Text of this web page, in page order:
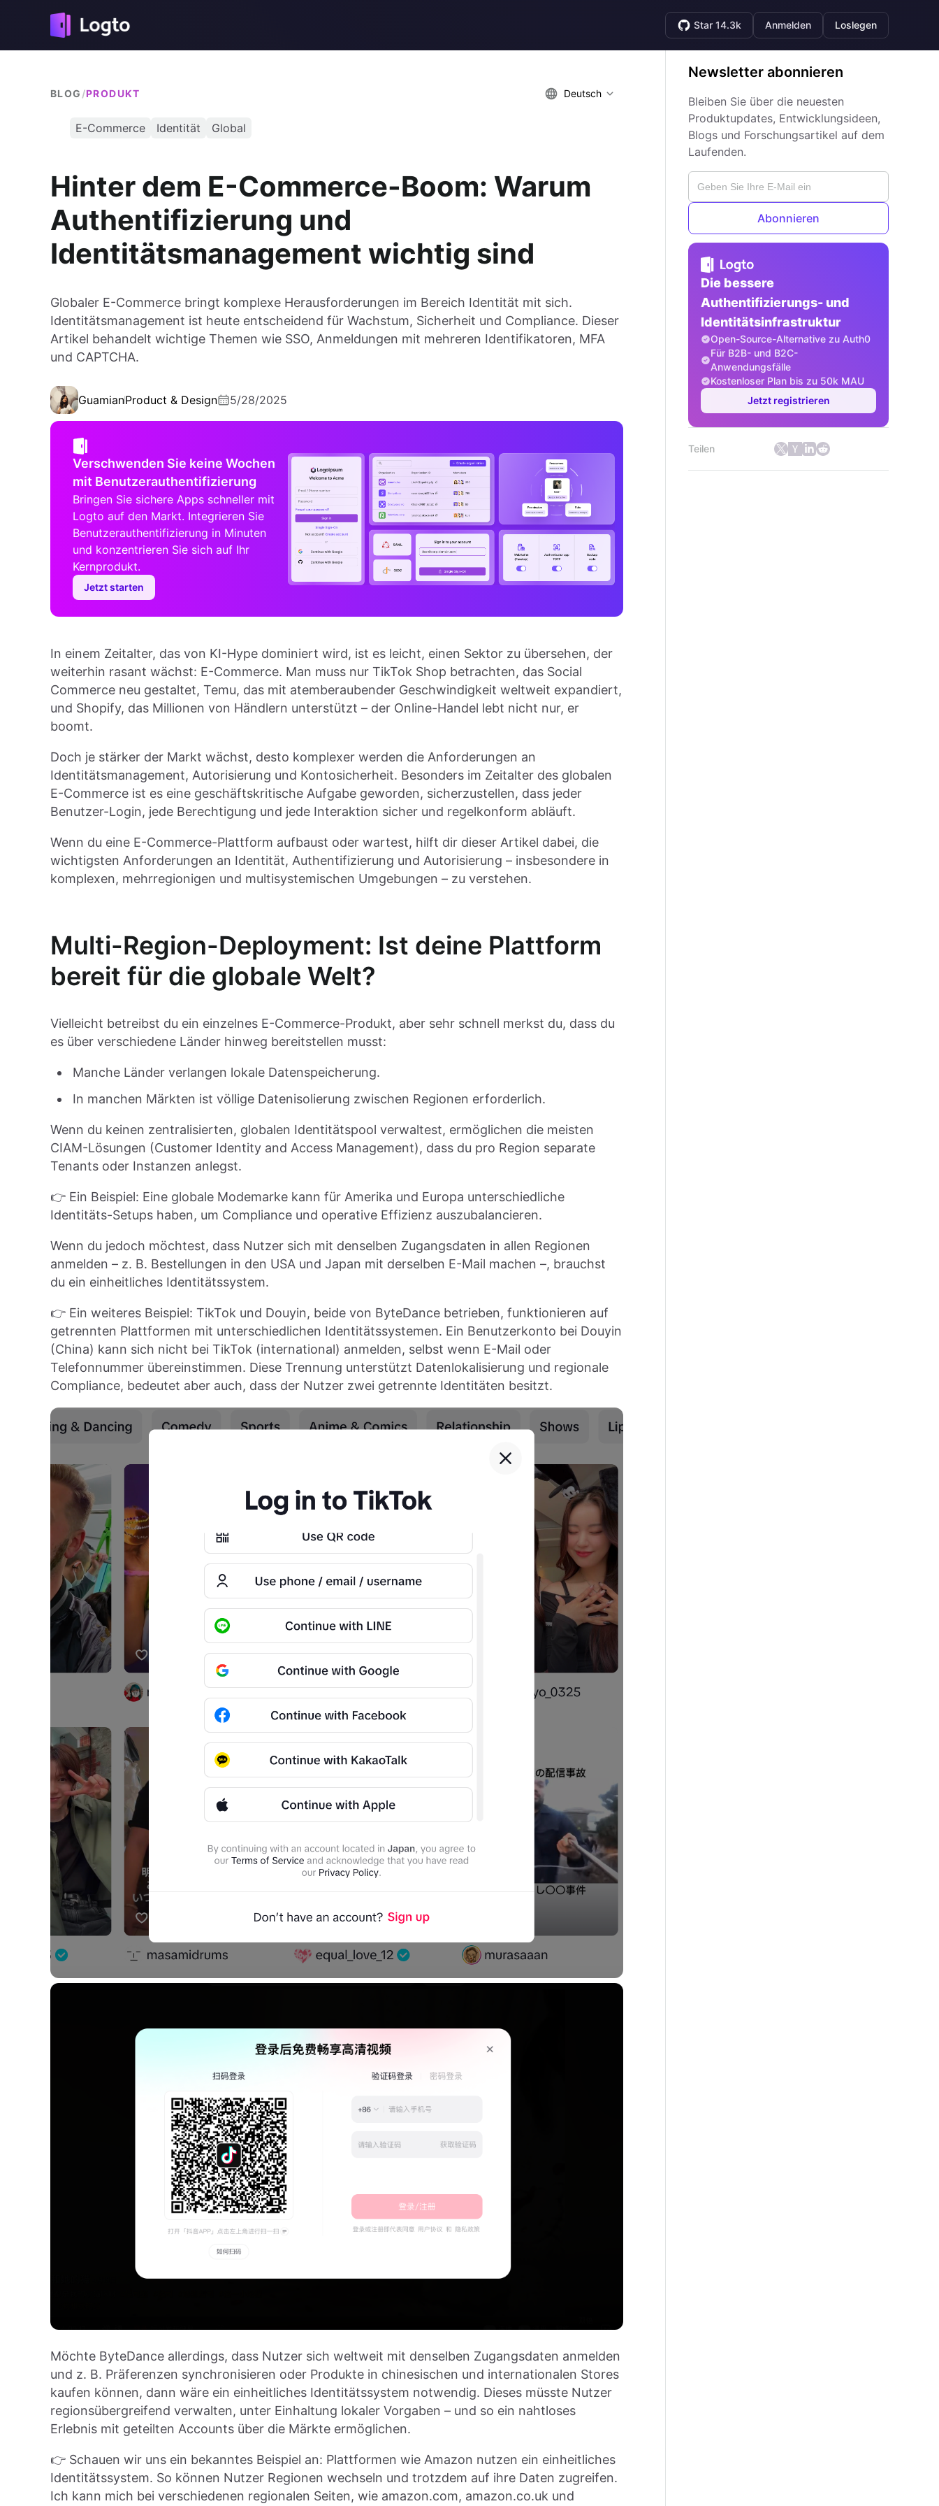
Star 14.3k Anmelden Loslegen
BLOG /PRODUKT Deutsch
E-Commerce Identität Global
Hinter dem E-Commerce-Boom: Warum
Authentifizierung und
Identitätsmanagement wichtig sind
Globaler E-Commerce bringt komplexe Herausforderungen im Bereich Identität mit sich.
Identitätsmanagement ist heute entscheidend für Wachstum, Sicherheit und Compliance. Dieser
Artikel behandelt wichtige Themen wie SSO, Anmeldungen mit mehreren Identifikatoren, MFA
und CAPTCHA.
GuamianProduct & Design 5/28/2025
Verschwenden Sie keine Wochen
mit Benutzerauthentifizierung
Bringen Sie sichere Apps schneller mit
Logto auf den Markt. Integrieren Sie
Benutzerauthentifizierung in Minuten
und konzentrieren Sie sich auf Ihr
Kernprodukt.
Jetzt starten
In einem Zeitalter, das von KI-Hype dominiert wird, ist es leicht, einen Sektor zu übersehen, der
weiterhin rasant wächst: E-Commerce. Man muss nur TikTok Shop betrachten, das Social
Commerce neu gestaltet, Temu, das mit atemberaubender Geschwindigkeit weltweit expandiert,
und Shopify, das Millionen von Händlern unterstützt – der Online-Handel lebt nicht nur, er
boomt.
Doch je stärker der Markt wächst, desto komplexer werden die Anforderungen an
Identitätsmanagement, Autorisierung und Kontosicherheit. Besonders im Zeitalter des globalen
E-Commerce ist es eine geschäftskritische Aufgabe geworden, sicherzustellen, dass jeder
Benutzer-Login, jede Berechtigung und jede Interaktion sicher und regelkonform abläuft.
Wenn du eine E-Commerce-Plattform aufbaust oder wartest, hilft dir dieser Artikel dabei, die
wichtigsten Anforderungen an Identität, Authentifizierung und Autorisierung – insbesondere in
komplexen, mehrregionigen und multisystemischen Umgebungen – zu verstehen.
Multi-Region-Deployment: Ist deine Plattform
bereit für die globale Welt?
Vielleicht betreibst du ein einzelnes E-Commerce-Produkt, aber sehr schnell merkst du, dass du
es über verschiedene Länder hinweg bereitstellen musst:
Manche Länder verlangen lokale Datenspeicherung.
In manchen Märkten ist völlige Datenisolierung zwischen Regionen erforderlich.
Wenn du keinen zentralisierten, globalen Identitätspool verwaltest, ermöglichen die meisten
CIAM-Lösungen (Customer Identity and Access Management), dass du pro Region separate
Tenants oder Instanzen anlegst.
👉 Ein Beispiel: Eine globale Modemarke kann für Amerika und Europa unterschiedliche
Identitäts-Setups haben, um Compliance und operative Effizienz auszubalancieren.
Wenn du jedoch möchtest, dass Nutzer sich mit denselben Zugangsdaten in allen Regionen
anmelden – z. B. Bestellungen in den USA und Japan mit derselben E-Mail machen –, brauchst
du ein einheitliches Identitätssystem.
👉 Ein weiteres Beispiel: TikTok und Douyin, beide von ByteDance betrieben, funktionieren auf
getrennten Plattformen mit unterschiedlichen Identitätssystemen. Ein Benutzerkonto bei Douyin
(China) kann sich nicht bei TikTok (international) anmelden, selbst wenn E-Mail oder
Telefonnummer übereinstimmen. Diese Trennung unterstützt Datenlokalisierung und regionale
Compliance, bedeutet aber auch, dass der Nutzer zwei getrennte Identitäten besitzt.
Möchte ByteDance allerdings, dass Nutzer sich weltweit mit denselben Zugangsdaten anmelden
und z. B. Präferenzen synchronisieren oder Produkte in chinesischen und internationalen Stores
kaufen können, dann wäre ein einheitliches Identitätssystem notwendig. Dieses müsste Nutzer
regionsübergreifend verwalten, unter Einhaltung lokaler Vorgaben – und so ein nahtloses
Erlebnis mit geteilten Accounts über die Märkte ermöglichen.
👉 Schauen wir uns ein bekanntes Beispiel an: Plattformen wie Amazon nutzen ein einheitliches
Identitätssystem. So können Nutzer Regionen wechseln und trotzdem auf ihre Daten zugreifen.
Ich kann mich bei verschiedenen regionalen Seiten, wie amazon.com, amazon.co.uk und
Newsletter abonnieren
Bleiben Sie über die neuesten
Produktupdates, Entwicklungsideen,
Blogs und Forschungsartikel auf dem
Laufenden.
Abonnieren
Die bessere
Authentifizierungs- und
Identitätsinfrastruktur
Open-Source-Alternative zu Auth0
Für B2B- und B2C-
Anwendungsfälle
Kostenloser Plan bis zu 50k MAU
Jetzt registrieren
Teilen